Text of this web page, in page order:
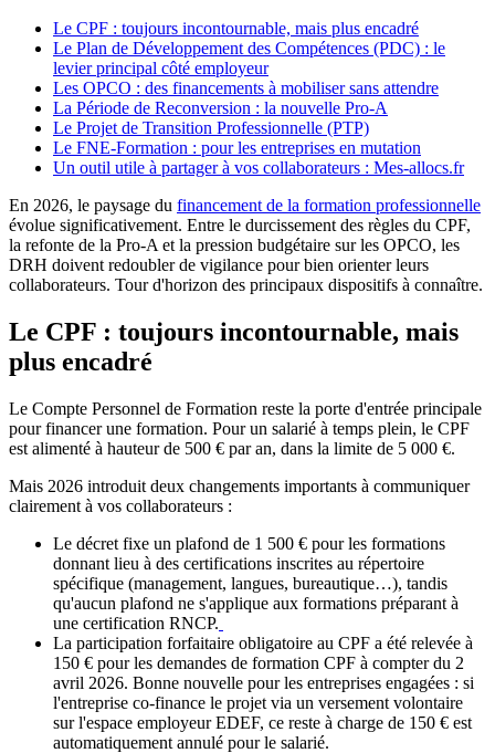
Le CPF : toujours incontournable, mais plus encadré
Le Plan de Développement des Compétences (PDC) : le
levier principal côté employeur
Les OPCO : des financements à mobiliser sans attendre
La Période de Reconversion : la nouvelle Pro-A
Le Projet de Transition Professionnelle (PTP)
Le FNE-Formation : pour les entreprises en mutation
Un outil utile à partager à vos collaborateurs : Mes-allocs.fr
En 2026, le paysage du financement de la formation professionnelle
évolue significativement. Entre le durcissement des règles du CPF,
la refonte de la Pro-A et la pression budgétaire sur les OPCO, les
DRH doivent redoubler de vigilance pour bien orienter leurs
collaborateurs. Tour d'horizon des principaux dispositifs à connaître.
Le CPF : toujours incontournable, mais
plus encadré
Le Compte Personnel de Formation reste la porte d'entrée principale
pour financer une formation. Pour un salarié à temps plein, le CPF
est alimenté à hauteur de 500 € par an, dans la limite de 5 000 €.
Mais 2026 introduit deux changements importants à communiquer
clairement à vos collaborateurs :
Le décret fixe un plafond de 1 500 € pour les formations
donnant lieu à des certifications inscrites au répertoire
spécifique (management, langues, bureautique…), tandis
qu'aucun plafond ne s'applique aux formations préparant à
une certification RNCP.
La participation forfaitaire obligatoire au CPF a été relevée à
150 € pour les demandes de formation CPF à compter du 2
avril 2026. Bonne nouvelle pour les entreprises engagées : si
l'entreprise co-finance le projet via un versement volontaire
sur l'espace employeur EDEF, ce reste à charge de 150 € est
automatiquement annulé pour le salarié.